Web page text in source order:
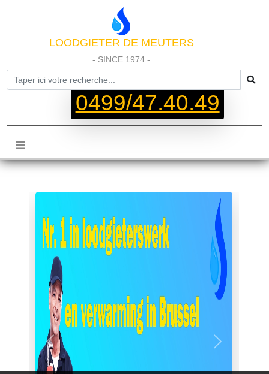
LOODGIETER DE MEUTERS
- SINCE 1974 -
0499/47.40.49
Précédent Suivant